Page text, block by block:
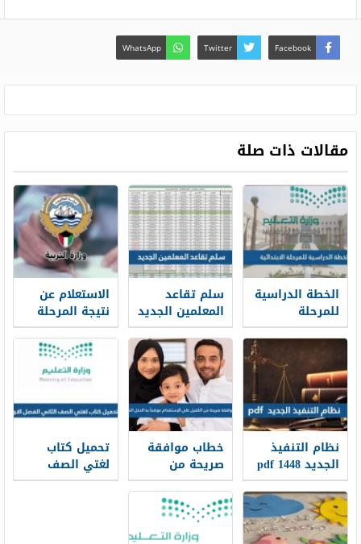
Facebook
Twitter
WhatsApp
مقالات ذات صلة
الخطة الدراسية
للمرحلة
الابتدائية 1448
سلم تقاعد
المعلمين الجديد
1448
الاستعلام عن
نتيجة المرحلة
المتوسطة
بالرقم المدني
في الكويت
نظام التنفيذ
الجديد 1448 pdf
خطاب موافقة
صريحة من
الكفيل على
الإستقدام
موضحاً به الدخل
الشهري 1448
تحميل كتاب
لغتي الصف
الثاني الفصل